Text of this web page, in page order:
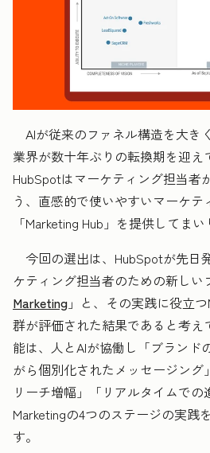
AIが従来のファネル構造を大き
業界が数十年ぶりの転換期を迎え
HubSpotはマーケティング担当者
う、直感的で使いやすいマーケ
「Marketing Hub」を提供してまい
今回の選出は、HubSpotが先日
ケティング担当者のための新しい
Marketing 」と、その実践に役立
群が評価された結果であると考
能は、人とAIが協働し「ブランド
がら個別化されたメッセージン
リーチ増幅」「リアルタイムで
Marketingの4つのステージの実践
す。